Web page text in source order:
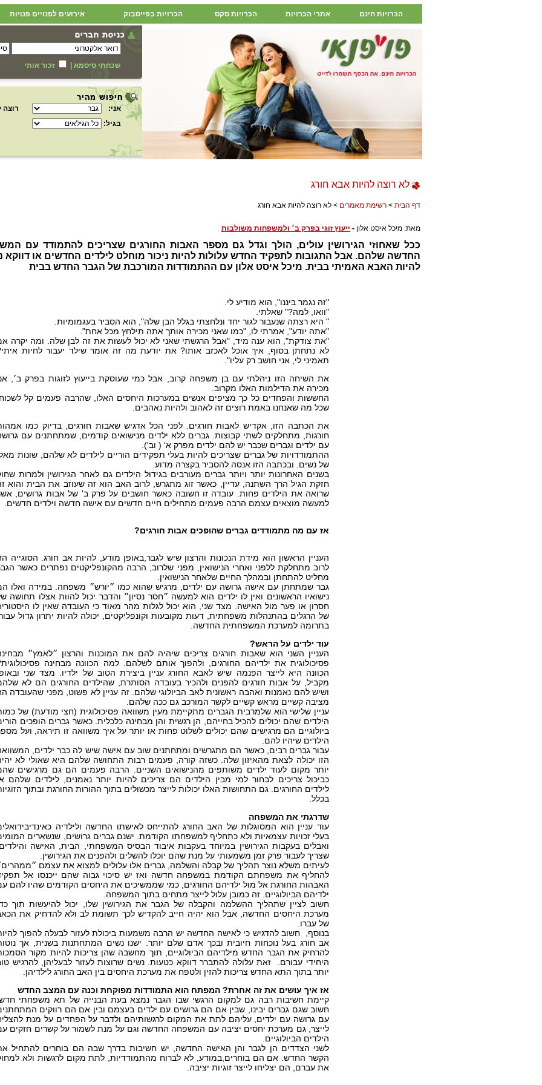
הכרויות חינם אתרי הכרויות הכרויות סקס הכרויות בפייסבוק אירועים לפנויים פנויות
שכחתי סיסמא זכור אותי
אני:
רוצה
בגיל:
לא רוצה להיות אבא חורג
דף הבית > רשימת מאמרים > לא רוצה להיות אבא חורג
מאת: מיכל איסט אלון - ייעוץ זוגי בפרק ב׳ ולמשפחות משולבות
ככל שאחוזי הגירושין עולים, הולך וגדל גם מספר האבות החורגים שצריכים להתמודד עם
החדשה שלהם. אבל התגובות לתפקיד החדש עלולות להיות ניכור מוחלט לילדים החדשים או דווקא
להיות האבא האמיתי בבית. מיכל איסט אלון עם ההתמודדות המורכבת של הגבר החדש בבית
"זה נגמר ביננו", הוא מודיע לי.
"וואו, למה?" שאלתי.
" היא רצתה שנעבור לגור יחד ונלחצתי בגלל הבן שלה", הוא הסביר בעגמומיות.
"אתה יודע", אמרתי לו, "כמו שאני מכירה אותך אתה תילחץ מכל אחת".
"את צודקת", הוא ענה מיד, "אבל הרגשתי שאני לא יכול לעשות את זה לבן שלה. ומה יקרה
לא נתחתן בסוף, איך אוכל לאכזב אותו? את יודעת מה זה אומר שילד יעבור לחיות
תאמיני לי, אני חושב רק עליו".
את השיחה הזו ניהלתי עם בן משפחה קרוב, אבל כמי שעוסקת בייעוץ לזוגות בפרק ב׳,
מכירה את הדילמות האלו מקרוב.
החששות והפחדים כל כך מציפים אנשים במערכות היחסים האלו, שהרבה פעמים קל לשכוח,
שכל מה שאנחנו באמת רוצים זה לאהוב ולהיות נאהבים.
את הכתבה הזו, אקדיש לאבות חורגים. לפני הכל אדגיש שאבות חורגים, בדיוק כמו
חורגות, מתחלקים לשתי קבוצות. גברים ללא ילדים מנישואים קודמים, שמתחתנים עם
עם ילדים וגברים שכבר יש להם ילדים מפרק א' ( וב').
ההתמודדויות של גברים שצריכים להיות בעלי תפקידים הוריים לילדים לא שלהם, שונות
של נשים. ובכתבה הזו אנסה להסביר בקצרה מדוע.
בשנים האחרונות יותר ויותר גברים מעורבים בגידול הילדים גם לאחר הגירושין ולמרות
חזקת הגיל הרך השתנה, עדיין, כאשר זוג מתגרש, לרוב האב הוא זה שעוזב את הבית והוא
שרואה את הילדים פחות. עובדה זו חשובה כאשר חושבים על פרק ב' של אבות גרושים,
למעשה מוצאים עצמם הרבה פעמים מתחילים חיים חדשים עם אישה חדשה וילדים חדשים.
אז עם מה מתמודדים גברים שהופכים אבות חורגים?
העניין הראשון הוא מידת הנכונות והרצון שיש לגבר,באופן מודע, להיות אב חורג. הסוגייה
לרוב מתחלקת ללפני ואחרי הנישואין, מפני שלרוב, הרבה מהקונפליקטים נפתרים כאשר
מחליט להתחתן ובמהלך החיים שלאחר הנישואין.
גבר שמתחתן עם אישה גרושה עם ילדים, מרגיש שהוא כמו ״יורש״ משפחה. במידה ואלו
נישואיו הראשונים ואין לו ילדים הוא למעשה ״חסר נסיון״ והדבר יכול להוות אצלו תחושה
חסרון או פער מול האישה. מצד שני, הוא יכול לגלות מהר מאוד כי העובדה שאין לו
של הרגלים בהתנהלות משפחתית, דעות מקובעות וקונפליקטים, יכולה להיות יתרון גדול
בתרומה למערכת המשפחתית החדשה.
עוד ילדים על הראש?
העניין השני הוא שאבות חורגים צריכים שיהיה להם את המוכנות והרצון ״לאמץ״
פסיכולוגית את ילדיהם החורגים, ולהפוך אותם לשלהם. למה הכוונה מבחינה
הכוונה היא לייצר הפנמה שיש לאבא החורג עניין ביצירת הטוב של ילדיו. מצד שני
מקביל, על אבות חורגים להפנים ולהכיר בעובדה הסותרת, שהילדים החורגים הם לא
ושיש להם נאמנות ואהבה ראשונית לאב הביולוגי שלהם. זה עניין לא פשוט, מפני שהעובדה
מציבה קשיים מראש קשיים לקשר המורכב גם ככה שלהם.
עניין שלישי הוא שלמרבית הגברים מתקיימת מעין משוואה פסיכולוגית (חצי מודעת) של
הילדים שהם יכולים להכיל בחייהם, הן רגשית והן מבחינה כלכלית. כאשר גברים הופכים
ביולוגיים הם מרגישים שהם יכולים לשלוט פחות או יותר על איך משוואה זו תיראה, ועל
הילדים שיהיו להם.
עבור גברים רבים, כאשר הם מתגרשים ומתחתנים שוב עם אישה שיש לה כבר ילדים,
הזו יכולה לצאת מהאיזון שלה. כשזה קורה, פעמים רבות התחושה שלהם היא שאולי לא
יותר מקום לעוד ילדים משותפים מהנישואים השניים. הרבה פעמים הם גם מרגישים
כביכול צריכים לבחור למי מבין הילדים הם צריכים להיות יותר נאמנים, לילדים שלהם
לילדים החורגים. גם התחושות האלו יכולות לייצר מכשולים בתוך ההורות החורגת ובתוך
בכלל.
שדרגתי את המשפחה
עוד עניין הוא המסוגלות של האב החורג להתייחס לאישתו החדשה ולילדיה
בעלי זכויות עצמאיות ולא כתחליף למשפחתו הקודמת. ישנם גברים גרושים, שנשארים
ואבלים בעקבות הגירושין במיוחד בעקבות איבוד הבסיס המשפחתי, הבית, האישה והילדים,
שצריך לעבור פרק זמן משמעותי על מנת שהם יוכלו להשלים ולהפנים את הגירושין.
לעיתים משלא נוצר תהליך של קבלה והשלמה, גברים אלו עלולים למצוא את עצמם
להחליף את משפחתם הקודמת במשפחה חדשה ואז יש סיכוי גבוה שהם ייכנסו אל
האבהות החורגת אל מול ילדיהם החורגים, כמי שממשיכים את היחסים הקודמים שהיו להם
ילדיהם הביולוגיים. זה כמובן עלול לייצר מתחים בתוך המשפחה.
חשוב לציין שתהליך ההשלמה והקבלה של הגבר את הגירושין שלו, יכול להיעשות תוך
מערכת היחסים החדשה, אבל הוא יהיה חייב להקדיש לכך תשומת לב ולא להדחיק את
של עברו.
בנוסף, חשוב להדגיש כי לאישה החדשה יש הרבה משמעות ביכולת לעזור לבעלה להפוך
אב חורג בעל נוכחות חיובית ובכך אדם שלם יותר. ישנו נשים המתחתנות בשנית, אך
להרחיק את הגבר החדש מילדיהם הביולוגיים, תוך מחשבה שהן צריכות להיות מקור
היחידי עבורם. זאת עלולה להתברר דווקא כטעות. נשים שרוצות לעזור לבעליהן, להרגיש
יותר בתוך התא החדש צריכות להזין ולטפח את מערכת היחסים בין האב החורג לילדיהן.
אז איך עושים את זה אחרת? המפתח הוא התמודדות מפוקחת וכנה עם המצב החדש
קיימת חשיבות רבה גם למקום הרגשי שבו הגבר נמצא בעת הבנייה של תא משפחתי
חשוב שגם גברים יבינו, שבין אם הם גרושים עם ילדים בעצמם ובין אם הם רווקים
עם גרושה עם ילדים, עליהם לתת את המקום לרגשותיהם ולדבר על הפחדים על מנת
לייצר, גם מערכת יחסים יציבה עם המשפחה החדשה וגם על מנת לשמור על קשרים חזקים
הילדים הביולוגיים.
לשני הצדדים הן לגבר והן האישה החדשה, יש חשיבות בדרך שבה הם בוחרים להתחיל
הקשר החדש. אם הם בוחרים,במודע, לא לברוח מהתמודדיות, לתת מקום לרגשות ולא
את עברם, הם יצליחו לייצר זוגיות יציבה.